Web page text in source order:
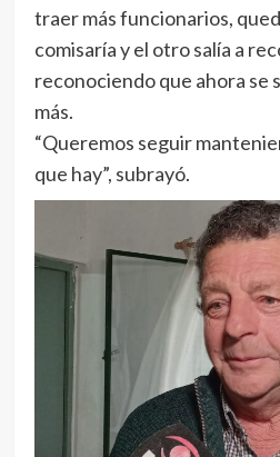
traer más funcionarios,
comisaría y el otro salía a
reconociendo que ahora se
más.
“Queremos seguir
que hay”, subrayó.